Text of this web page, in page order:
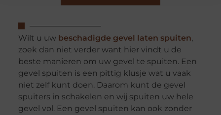
Wilt u uw beschadigde gevel laten spuiten,
zoek dan niet verder want hier vindt u de
beste manieren om uw gevel te spuiten. Een
gevel spuiten is een pittig klusje wat u vaak
niet zelf kunt doen. Daarom kunt de gevel
spuiters in schakelen en wij spuiten uw hele
gevel vol. Een gevel spuiten kan ook zonder